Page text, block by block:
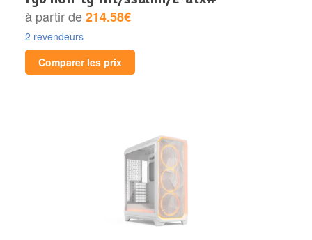
à partir de214.58€
2 revendeurs
Comparer les prix